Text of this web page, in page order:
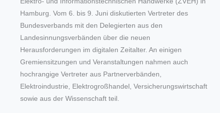
Hamburg. Vom 6. bis 9. Juni diskutierten Vertreter des
Bundesverbands mit den Delegierten aus den
Landesinnungsverbänden über die neuen
Herausforderungen im digitalen Zeitalter. An einigen
Gremiensitzungen und Veranstaltungen nahmen auch
hochrangige Vertreter aus Partnerverbänden,
Elektroindustrie, Elektrogroßhandel, Versicherungswirtschaft
sowie aus der Wissenschaft teil.